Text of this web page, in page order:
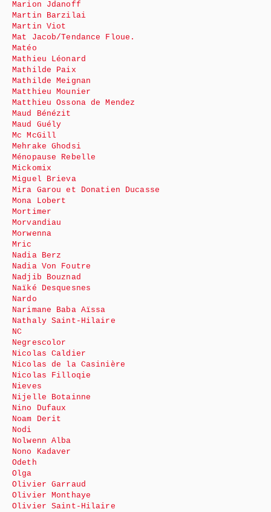
Marion Jdanoff
Martin Barzilai
Martin Viot
Mat Jacob/Tendance Floue.
Matéo
Mathieu Léonard
Mathilde Paix
Mathilde Meignan
Matthieu Mounier
Matthieu Ossona de Mendez
Maud Bénézit
Maud Guély
Mc McGill
Mehrake Ghodsi
Ménopause Rebelle
Mickomix
Miguel Brieva
Mira Garou et Donatien Ducasse
Mona Lobert
Mortimer
Morvandiau
Morwenna
Mric
Nadia Berz
Nadia Von Foutre
Nadjib Bouznad
Naïké Desquesnes
Nardo
Narimane Baba Aïssa
Nathaly Saint-Hilaire
NC
Negrescolor
Nicolas Caldier
Nicolas de la Casinière
Nicolas Filloqie
Nieves
Nijelle Botainne
Nino Dufaux
Noam Derit
Nodi
Nolwenn Alba
Nono Kadaver
Odeth
Olga
Olivier Garraud
Olivier Monthaye
Olivier Saint-Hilaire